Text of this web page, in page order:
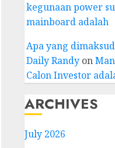
kegunaan power
mainboard adalah
Apa yang
Daily Randyon
Calon Investor
ARCHIVES
July 2026